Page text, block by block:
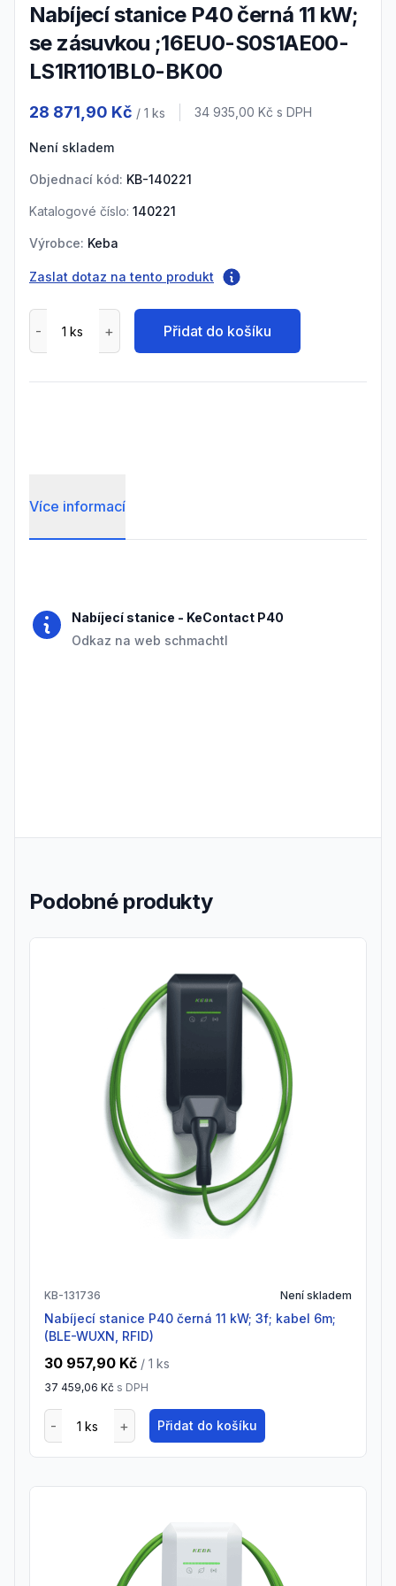
Nabíjecí stanice P40 černá 11 kW;
se zásuvkou ;16EU0-S0S1AE00-
LS1R1101BL0-BK00
28 871,90 Kč / 1 ks Cena s DPH
34 935,00 Kč s DPH
Není skladem
Objednací kód: KB-140221
Katalogové číslo: 140221
Výrobce: Keba
Zaslat dotaz na tento produkt
Přidat do košíku
Více informací
Nabíjecí stanice - KeContact P40
Odkaz na web schmachtl
Podobné produkty
KB-131736 Není skladem
Nabíjecí stanice P40 černá 11 kW; 3f; kabel 6m;
(BLE-WUXN, RFID)
30 957,90 Kč / 1 ks
37 459,06 Kč s DPH
Přidat do košíku